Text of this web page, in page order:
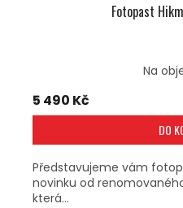
Fotopast
Na
5 490 Kč
DO
Představujeme vám
novinku od
která...